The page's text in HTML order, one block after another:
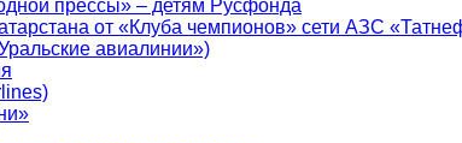
прессы» – детям Русфонда
от «Клуба чемпионов» сети АЗС
авиалинии»)